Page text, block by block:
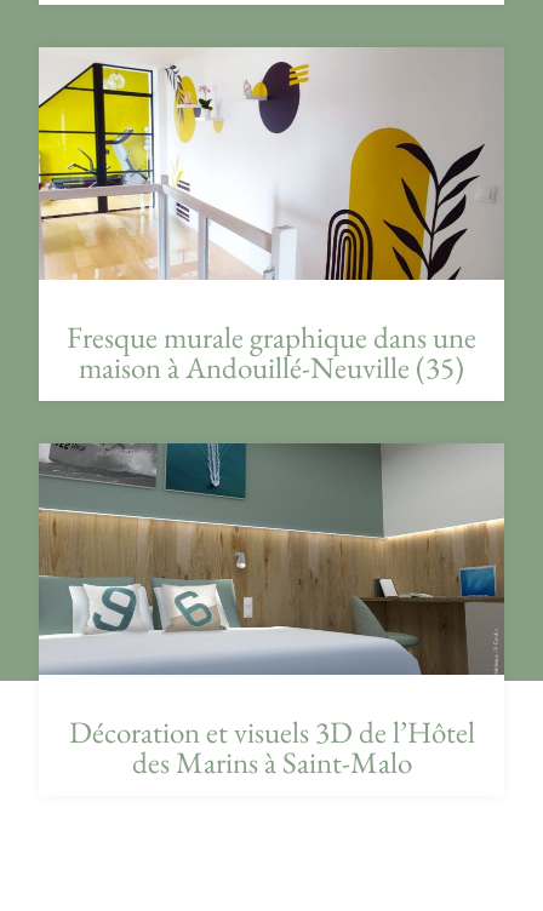
Fresque murale graphique dans une
maison à Andouillé-Neuville (35)
Décoration et visuels 3D de l’Hôtel
des Marins à Saint-Malo